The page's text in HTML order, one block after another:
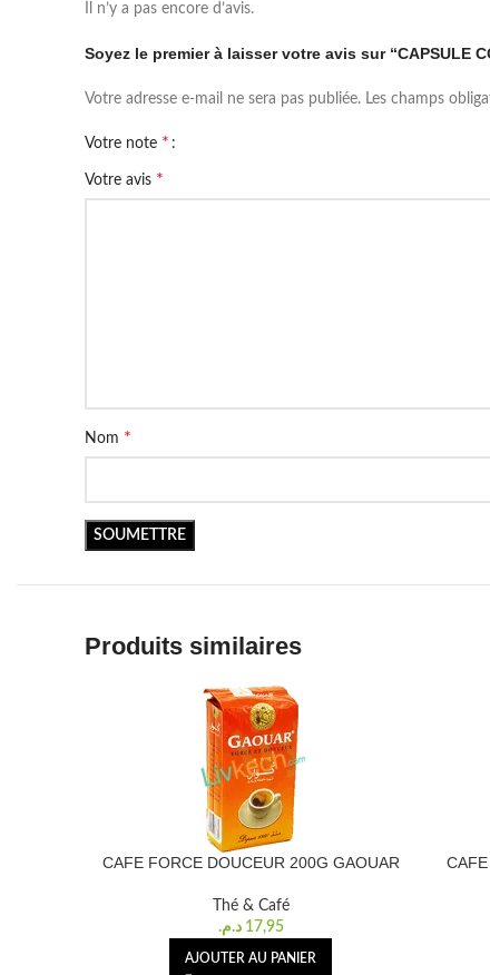
Il n’y a pas encore d’avis.
Soyez le premier à laisser votre avis sur “CAPSULE
Votre adresse e-mail ne sera pas publiée. Les champs
Votre note *
Votre avis *
Nom *
Produits similaires
CAFE FORCE DOUCEUR 200G GAOUAR
Thé & Café
17,95 د.م.
AJOUTER AU PANIER